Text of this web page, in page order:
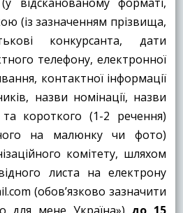
(із зазначенням прізвища,
конкурсанта, дати
телефону, електронної
контактної інформації
назви номінації, назви
короткого (1-2 речення)
на малюнку чи фото)
комітету, шляхом
листа на електрону
(обов’язково зазначити